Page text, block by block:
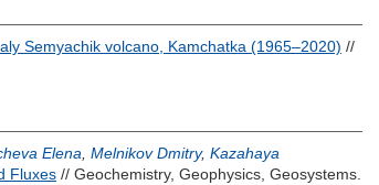
Semyachik volcano, Kamchatka (1965–2020) //
Elena Melnikov Dmitry, Kazahaya
Fluxes // Geochemistry, Geophysics, Geosystems.